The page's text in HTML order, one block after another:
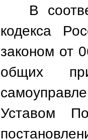
В
кодекса
законом от
общих
Уставом